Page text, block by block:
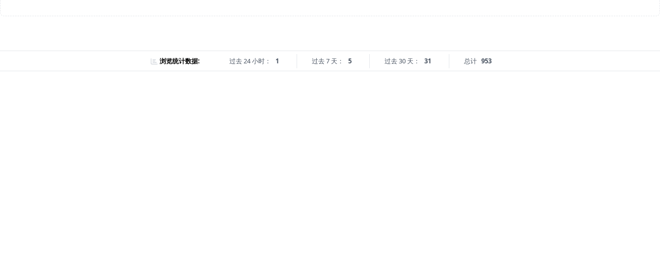
浏览统计数据: 过去 24 小时： 1 过去 7 天： 5 过去 30 天： 31 总计 953